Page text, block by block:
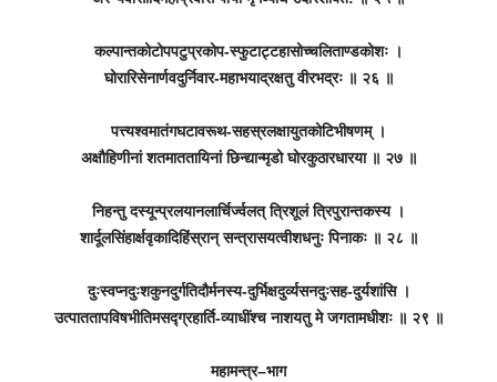
कल्पान्तकोटोपपटुप्रकोप-स्फुटाट्टहासोच्चलिताण्डकोशः ।
घोरारिसेनार्णवदुर्निवार-महाभयाद्रक्षतु वीरभद्रः ॥ २६ ॥
पत्त्यश्वमातंगघटावरूथ-सहस्रलक्षायुतकोटिभीषणम् ।
अक्षौहिणीनां शतमाततायिनां छिन्द्यान्मृडो घोरकुठारधारया ॥ २७ ॥
निहन्तु दस्यून्प्रलयानलार्चिर्ज्वलत् त्रिशूलं त्रिपुरान्तकस्य ।
शार्दूलसिंहार्क्षवृकादिहिंस्रान् सन्त्रासयत्वीशधनुः पिनाकः ॥ २८ ॥
दुःस्वप्नदुःशकुनदुर्गतिदौर्मनस्य-दुर्भिक्षदुर्व्यसनदुःसह-दुर्यशांसि ।
उत्पाततापविषभीतिमसद्‍ग्रहार्ति-व्याधींश्च नाशयतु मे जगतामधीशः ॥ २९ ॥
महामन्त्र–भाग